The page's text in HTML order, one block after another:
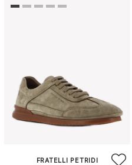
FRATELLI PETRIDI